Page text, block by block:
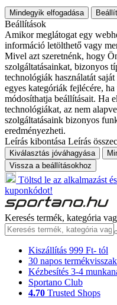
Mindegyik elfogadása
Beállítások
Amikor meglátogat egy
információ letölthető vagy
Mivel azt szeretnénk, hogy
szolgáltatásainkat, bizonyos
technológiák használatát
egyes kategóriák fejlécére,
módosíthatja beállításait. Ha
technológiákat, az nem
szolgáltatásaink bizonyos
eredményezheti.
Leírás kibontása Leírás
Kiválasztás jóváhagyása
Vissza a beállításokhoz
Töltsd le az alkalmazást
kuponkódot!
Keresés termék, kategória
Kiszállítás 999 Ft- tól
30 napos
Kézbesítés 3-4
Sportano Club
4.70 Trusted Shops